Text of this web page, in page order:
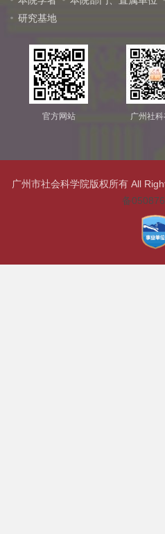
研究基地
官方网站 广州社
广州市社会科学院版权所有 All
备